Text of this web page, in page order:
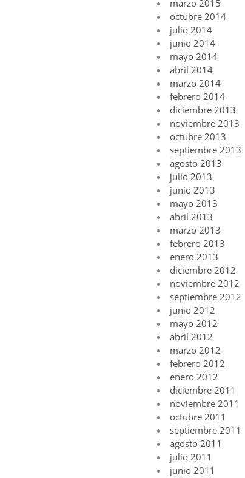
marzo 2015
octubre 2014
julio 2014
junio 2014
mayo 2014
abril 2014
marzo 2014
febrero 2014
diciembre 2013
noviembre 2013
octubre 2013
septiembre 2013
agosto 2013
julio 2013
junio 2013
mayo 2013
abril 2013
marzo 2013
febrero 2013
enero 2013
diciembre 2012
noviembre 2012
septiembre 2012
junio 2012
mayo 2012
abril 2012
marzo 2012
febrero 2012
enero 2012
diciembre 2011
noviembre 2011
octubre 2011
septiembre 2011
agosto 2011
julio 2011
junio 2011